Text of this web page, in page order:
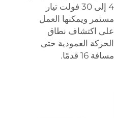
4 إلى 30 فولت تيار
مستمر ويمكنها العمل
على اكتشاف نطاق
الحركة العمودية حتى
مسافة 16 قدمًا.